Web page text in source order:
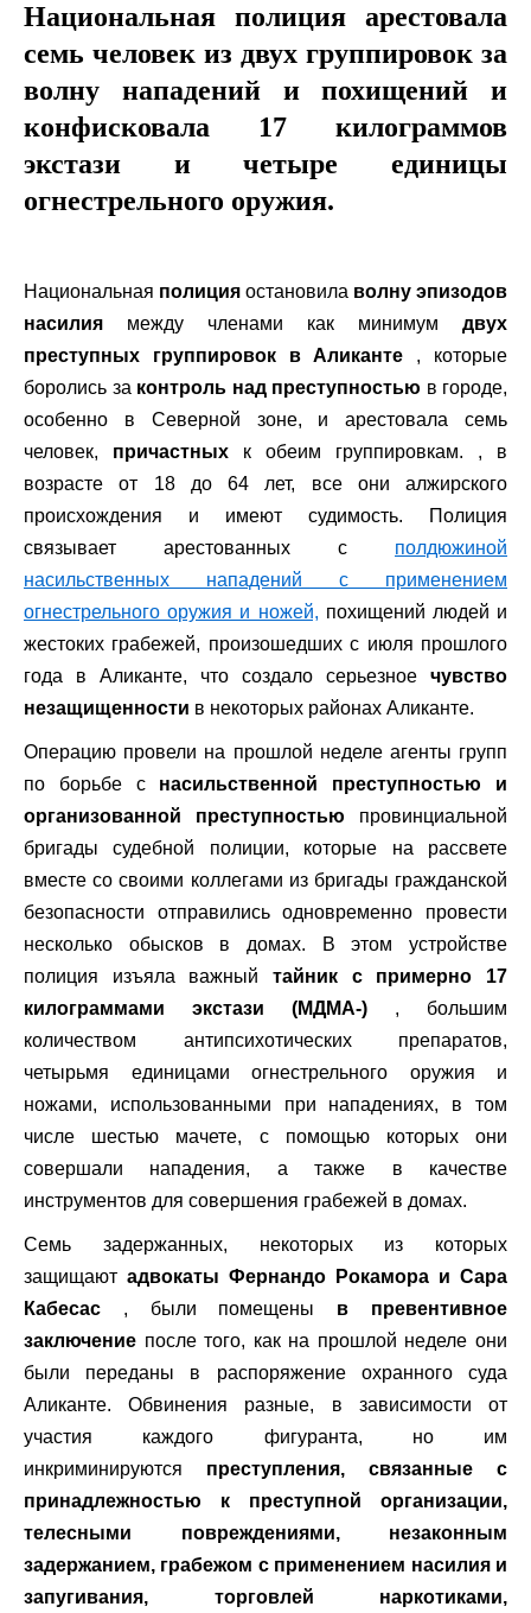
Национальная полиция арестовала
семь человек из двух группировок за
волну нападений и похищений и
конфисковала 17 килограммов
экстази и четыре единицы
огнестрельного оружия.
Национальная полиция остановила волну эпизодов
насилия между членами как минимум двух
преступных группировок в Аликанте , которые
боролись за контроль над преступностью в городе,
особенно в Северной зоне, и арестовала семь
человек, причастных к обеим группировкам. , в
возрасте от 18 до 64 лет, все они алжирского
происхождения и имеют судимость. Полиция
связывает арестованных с полдюжиной
насильственных нападений с применением
огнестрельного оружия и ножей, похищений людей и
жестоких грабежей, произошедших с июля прошлого
года в Аликанте, что создало серьезное чувство
незащищенности в некоторых районах Аликанте.
Операцию провели на прошлой неделе агенты групп
по борьбе с насильственной преступностью и
организованной преступностью провинциальной
бригады судебной полиции, которые на рассвете
вместе со своими коллегами из бригады гражданской
безопасности отправились одновременно провести
несколько обысков в домах. В этом устройстве
полиция изъяла важный тайник с примерно 17
килограммами экстази (МДМА-) , большим
количеством антипсихотических препаратов,
четырьмя единицами огнестрельного оружия и
ножами, использованными при нападениях, в том
числе шестью мачете, с помощью которых они
совершали нападения, а также в качестве
инструментов для совершения грабежей в домах.
Семь задержанных, некоторых из которых
защищают адвокаты Фернандо Рокамора и Сара
Кабесас , были помещены в превентивное
заключение после того, как на прошлой неделе они
были переданы в распоряжение охранного суда
Аликанте. Обвинения разные, в зависимости от
участия каждого фигуранта, но им
инкриминируются преступления, связанные с
принадлежностью к преступной организации,
телесными повреждениями, незаконным
задержанием, грабежом с применением насилия и
запугивания, торговлей наркотиками,